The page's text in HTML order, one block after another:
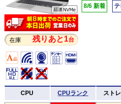
在庫 残りあと1台
8/6 新着
CPU CPUランク スト